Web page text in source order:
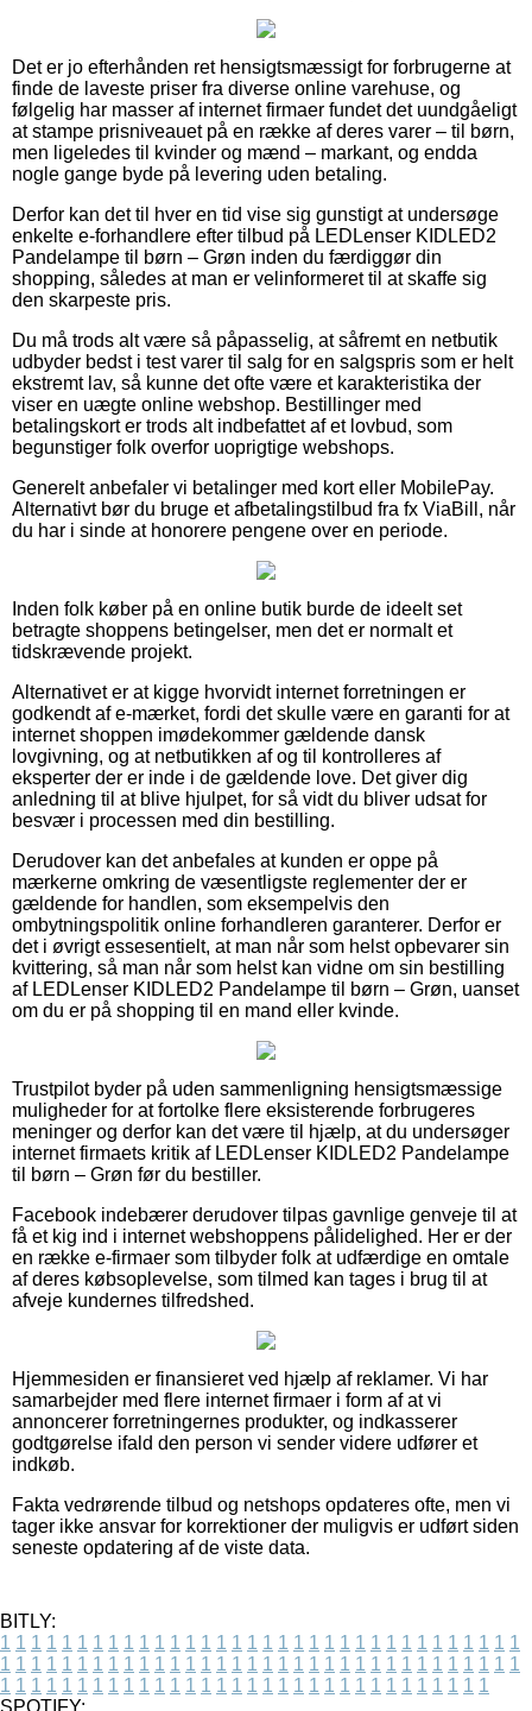
Det er jo efterhånden ret hensigtsmæssigt for forbrugerne at
finde de laveste priser fra diverse online varehuse, og
følgelig har masser af internet firmaer fundet det uundgåeligt
at stampe prisniveauet på en række af deres varer – til børn,
men ligeledes til kvinder og mænd – markant, og endda
nogle gange byde på levering uden betaling.
Derfor kan det til hver en tid vise sig gunstigt at undersøge
enkelte e-forhandlere efter tilbud på LEDLenser KIDLED2
Pandelampe til børn – Grøn inden du færdiggør din
shopping, således at man er velinformeret til at skaffe sig
den skarpeste pris.
Du må trods alt være så påpasselig, at såfremt en netbutik
udbyder bedst i test varer til salg for en salgspris som er helt
ekstremt lav, så kunne det ofte være et karakteristika der
viser en uægte online webshop. Bestillinger med
betalingskort er trods alt indbefattet af et lovbud, som
begunstiger folk overfor uoprigtige webshops.
Generelt anbefaler vi betalinger med kort eller MobilePay.
Alternativt bør du bruge et afbetalingstilbud fra fx ViaBill, når
du har i sinde at honorere pengene over en periode.
Inden folk køber på en online butik burde de ideelt set
betragte shoppens betingelser, men det er normalt et
tidskrævende projekt.
Alternativet er at kigge hvorvidt internet forretningen er
godkendt af e-mærket, fordi det skulle være en garanti for at
internet shoppen imødekommer gældende dansk
lovgivning, og at netbutikken af og til kontrolleres af
eksperter der er inde i de gældende love. Det giver dig
anledning til at blive hjulpet, for så vidt du bliver udsat for
besvær i processen med din bestilling.
Derudover kan det anbefales at kunden er oppe på
mærkerne omkring de væsentligste reglementer der er
gældende for handlen, som eksempelvis den
ombytningspolitik online forhandleren garanterer. Derfor er
det i øvrigt essesentielt, at man når som helst opbevarer sin
kvittering, så man når som helst kan vidne om sin bestilling
af LEDLenser KIDLED2 Pandelampe til børn – Grøn, uanset
om du er på shopping til en mand eller kvinde.
Trustpilot byder på uden sammenligning hensigtsmæssige
muligheder for at fortolke flere eksisterende forbrugeres
meninger og derfor kan det være til hjælp, at du undersøger
internet firmaets kritik af LEDLenser KIDLED2 Pandelampe
til børn – Grøn før du bestiller.
Facebook indebærer derudover tilpas gavnlige genveje til at
få et kig ind i internet webshoppens pålidelighed. Her er der
en række e-firmaer som tilbyder folk at udfærdige en omtale
af deres købsoplevelse, som tilmed kan tages i brug til at
afveje kundernes tilfredshed.
Hjemmesiden er finansieret ved hjælp af reklamer. Vi har
samarbejder med flere internet firmaer i form af at vi
annoncerer forretningernes produkter, og indkasserer
godtgørelse ifald den person vi sender videre udfører et
indkøb.
Fakta vedrørende tilbud og netshops opdateres ofte, men vi
tager ikke ansvar for korrektioner der muligvis er udført siden
seneste opdatering af de viste data.
BITLY:
1 1 1 1 1 1 1 1 1 1 1 1 1 1 1 1 1 1 1 1 1 1 1 1 1 1 1 1 1 1 1 1 1 1
1 1 1 1 1 1 1 1 1 1 1 1 1 1 1 1 1 1 1 1 1 1 1 1 1 1 1 1 1 1 1 1 1 1
1 1 1 1 1 1 1 1 1 1 1 1 1 1 1 1 1 1 1 1 1 1 1 1 1 1 1 1 1 1 1 1
SPOTIFY: